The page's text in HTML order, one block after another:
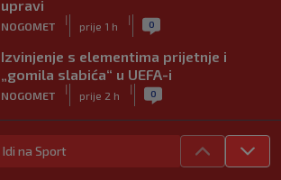
upravi
NOGOMET
|
prije 1 h
| 0
Izvinjenje s elementima prijetnje i
„gomila slabića“ u UEFA-i
NOGOMET
|
prije 2 h
| 0
Ako ste na moru, mogli biste sresti
Rogera Federera
|
Idi na Sport